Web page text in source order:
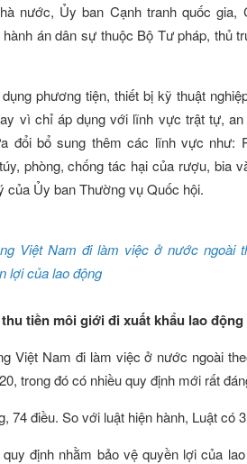
nước, Ủy ban Cạnh tranh quốc
án dân sự thuộc Bộ Tư pháp, thủ
phương tiện, thiết bị kỹ thuật
vì chỉ áp dụng với lĩnh vực trật tự,
đổi bổ sung thêm các lĩnh vực như:
phòng, chống tác hại của rượu, bia
của Ủy ban Thường vụ Quốc hội.
Việt Nam đi làm việc ở nước ngoài
lợi của lao động
tiền môi giới đi xuất khẩu lao động
Việt Nam đi làm việc ở nước ngoài
trong đó có nhiều quy định mới rất
74 điều. So với luật hiện hành, Luật có
định nhằm bảo vệ quyền lợi của